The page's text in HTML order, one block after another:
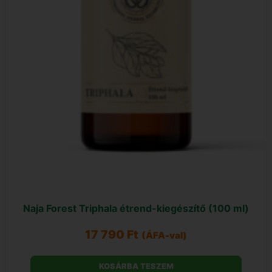
Naja Forest Triphala étrend-kiegészítő (100 ml)
17 790 Ft (ÁFA-val)
KOSÁRBA TESZEM